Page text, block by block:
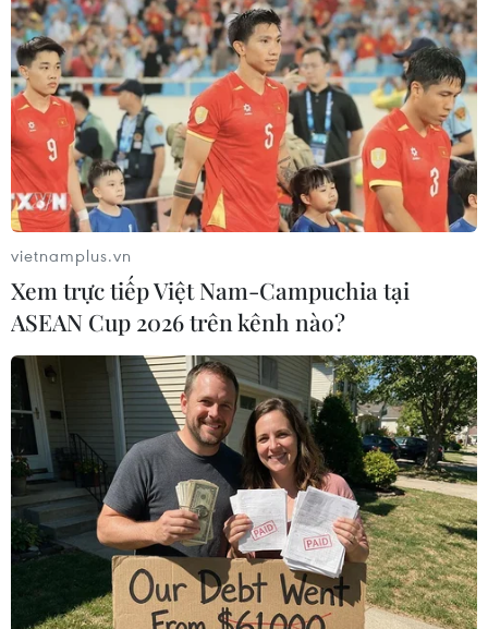
#An ninh #Yemen
#Thành phố cảng Hodeidah
#Liên hợp quốc
#Thỏa thuận ngừng bắn
#Lực lượng Houthi
#Vi phạm lệnh ngừng bắn
#Rocket
Yemen
Theo dõi VietnamPlus
TIN LIÊN QUAN
vietnamplus.vn
Xem trực tiếp Việt Nam-Campuchia tại
ASEAN Cup 2026 trên kênh nào?